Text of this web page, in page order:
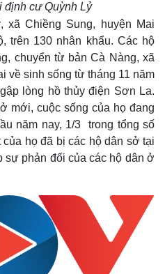
định cư Quỳnh Lỷ
xã Chiềng Sung, huyện Mai
trên 130 nhân khẩu. Các hộ
chuyển từ bản Cà Nàng, xã
về sinh sống từ tháng 11 năm
lòng hồ thủy điện Sơn La.
mới, cuộc sống của họ đang
năm nay, 1/3 trong tổng số
họ đã bị các hộ dân sở tại
sự phản đối của các hộ dân ở